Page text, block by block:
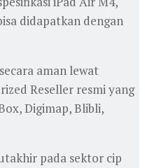
didapatkan dengan
aman lewat
Reseller resmi yang
Digimap, Blibli,
pada sektor cip